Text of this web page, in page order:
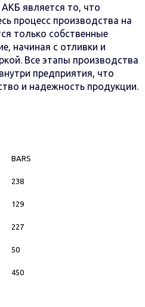
является то, что
процесс производства на
только собственные
начиная с отливки и
Все этапы производства
предприятия, что
и надежность продукции.
BARS
238
129
227
50
450